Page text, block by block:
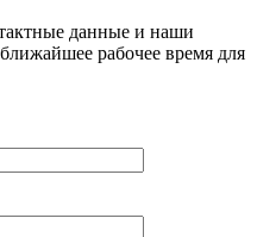
данные и наши
рабочее время для